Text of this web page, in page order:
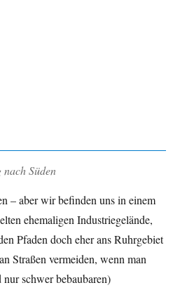
Süden
– aber wir befinden uns in einem
ehemaligen Industriegelände,
Pfaden doch eher ans Ruhrgebiet
Straßen vermeiden, wenn man
schwer bebaubaren)